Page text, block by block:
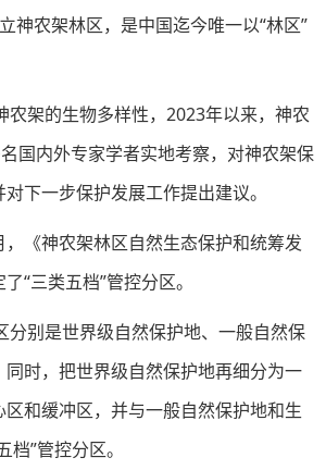
神农架林区，是中国迄今唯一以“林区”
架的生物多样性，2023年以来，神农
国内外专家学者实地考察，对神农架保
下一步保护发展工作提出建议。
《神农架林区自然生态保护和统筹发
“三类五档”管控分区。
别是世界级自然保护地、一般自然保
时，把世界级自然保护地再细分为一
和缓冲区，并与一般自然保护地和生
档”管控分区。